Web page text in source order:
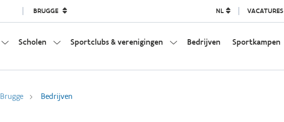
BRUGGE NL VACATURES
Scholen Sportclubs & verenigingen Bedrijven Sportkampen
Brugge Bedrijven